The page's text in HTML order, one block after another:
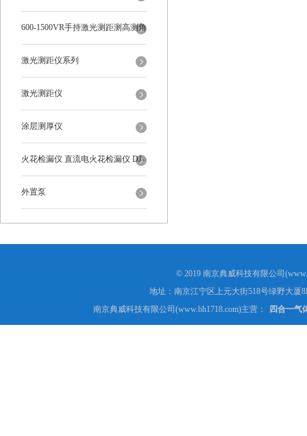
600-1500VR手持激光测距测高测角
多功能
激光测距仪系列
激光测距仪
涂层测厚仪
火花检漏仪 直流电火花检漏仪 DJ-
6-A型
外置泵
© 2019 南京典威科技有限公司
地址：南京江宁区上元大街518号绿野大厦
南京典威科技有限公司(www.bh1718.com)主营：
四合一气